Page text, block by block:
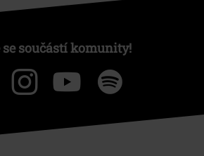
se součástí komunity!